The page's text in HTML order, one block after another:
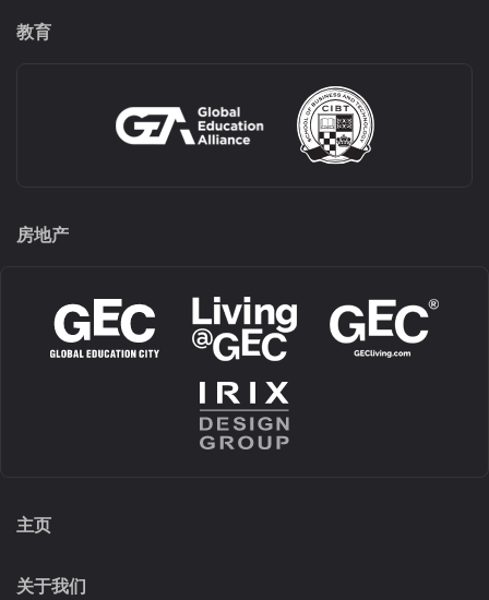
教育
房地产
主页
关于我们